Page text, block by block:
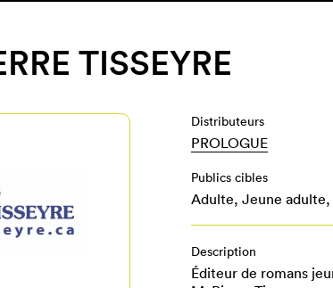
TISSEYRE
Distributeurs
PROLOGUE
Publics cibles
Adulte, Jeune adulte,
Description
Éditeur de romans